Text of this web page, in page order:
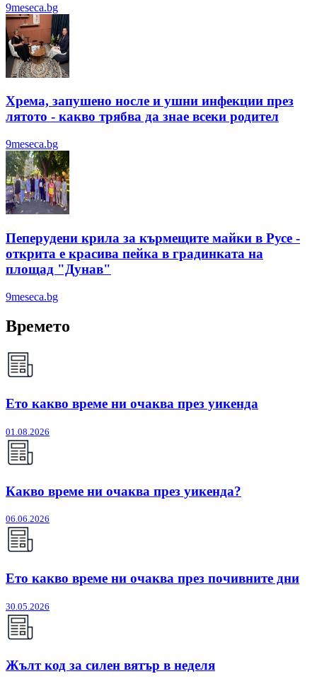
9meseca.bg
Хрема, запушено носле и ушни инфекции през
лятотo - какво трябва да знае всеки родител
9meseca.bg
Пеперудени крила за кърмещите майки в Русе -
открита е красива пейка в градинката на
площад "Дунав"
9meseca.bg
Времето
Ето какво време ни очаква през уикенда
01.08.2026
Какво време ни очаква през уикенда?
06.06.2026
Ето какво време ни очаква през почивните дни
30.05.2026
Жълт код за силен вятър в неделя